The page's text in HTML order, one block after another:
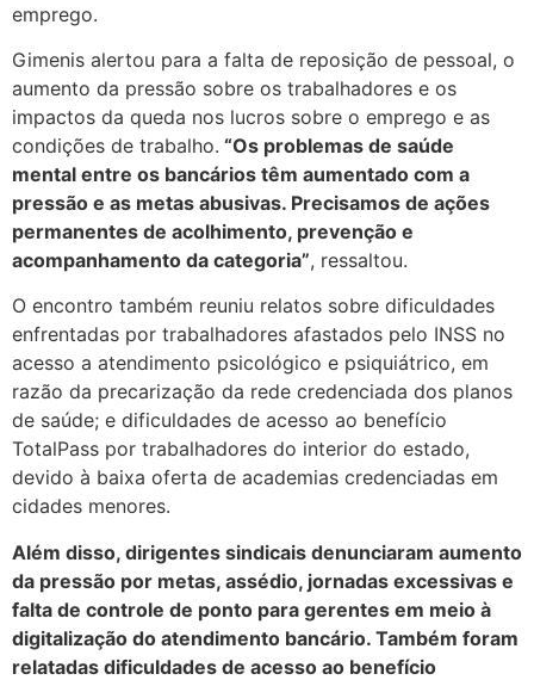
emprego.
Gimenis alertou para a falta de reposição de pessoal, o
aumento da pressão sobre os trabalhadores e os
impactos da queda nos lucros sobre o emprego e as
condições de trabalho. “Os problemas de saúde
mental entre os bancários têm aumentado com a
pressão e as metas abusivas. Precisamos de ações
permanentes de acolhimento, prevenção e
acompanhamento da categoria”, ressaltou.
O encontro também reuniu relatos sobre dificuldades
enfrentadas por trabalhadores afastados pelo INSS no
acesso a atendimento psicológico e psiquiátrico, em
razão da precarização da rede credenciada dos planos
de saúde; e dificuldades de acesso ao benefício
TotalPass por trabalhadores do interior do estado,
devido à baixa oferta de academias credenciadas em
cidades menores.
Além disso, dirigentes sindicais denunciaram aumento
da pressão por metas, assédio, jornadas excessivas e
falta de controle de ponto para gerentes em meio à
digitalização do atendimento bancário. Também foram
relatadas dificuldades de acesso ao benefício